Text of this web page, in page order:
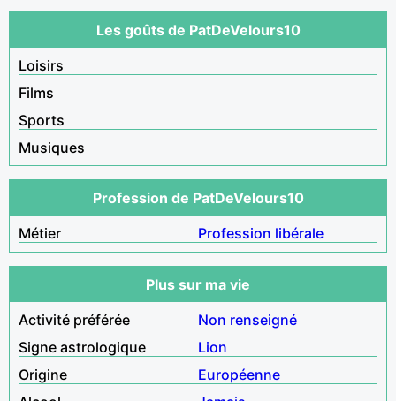
Les goûts de PatDeVelours10
Loisirs
Films
Sports
Musiques
Profession de PatDeVelours10
Métier
Profession libérale
Plus sur ma vie
Activité préférée
Non renseigné
Signe astrologique
Lion
Origine
Européenne